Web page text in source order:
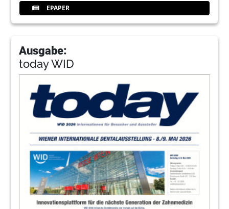
EPAPER
Ausgabe:
today WID